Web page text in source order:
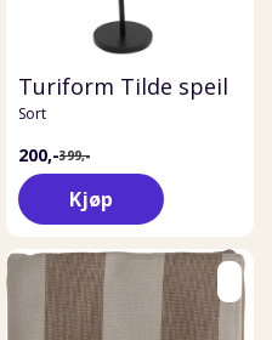
Turiform Tilde speil
Sort
200,-399,-
Kjøp